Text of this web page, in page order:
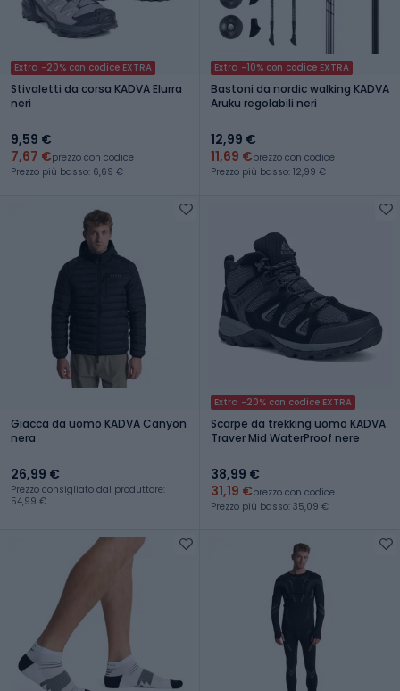
Extra -20% con codice EXTRA
Stivaletti da corsa KADVA Elurra
neri
9,59 €
7,67 €prezzo con codice
Prezzo più basso: 6,69 €
Extra -10% con codice EXTRA
Bastoni da nordic walking KADVA
Aruku regolabili neri
12,99 €
11,69 €prezzo con codice
Prezzo più basso: 12,99 €
Giacca da uomo KADVA Canyon
nera
26,99 €
Prezzo consigliato dal produttore:
54,99 €
Extra -20% con codice EXTRA
Scarpe da trekking uomo KADVA
Traver Mid WaterProof nere
38,99 €
31,19 €prezzo con codice
Prezzo più basso: 35,09 €